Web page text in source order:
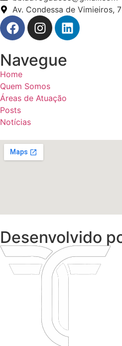
Av. Condessa de Vimieiros,
Navegue
Home
Quem Somos
Áreas de Atuação
Posts
Notícias
Desenvolvido